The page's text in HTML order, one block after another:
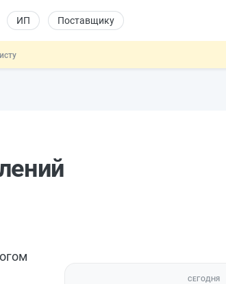
ИП Поставщику
СЕГОДНЯ